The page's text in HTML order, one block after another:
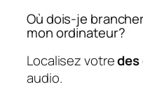
Où dois-je
mon ordinateur?
Localisez votre
audio.